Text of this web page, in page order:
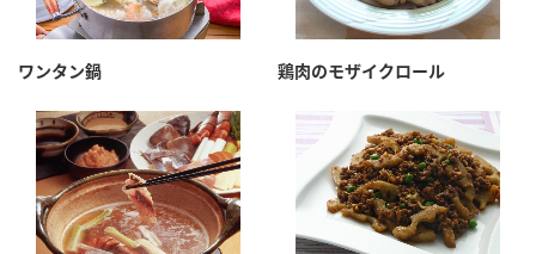
ワンタン鍋 鶏肉のモザイクロール